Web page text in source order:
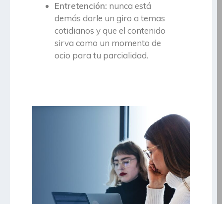
Entretención: nunca está
demás darle un giro a temas
cotidianos y que el contenido
sirva como un momento de
ocio para tu parcialidad.